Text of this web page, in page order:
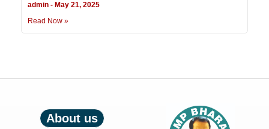
admin
May 21, 2025
Read Now »
About us